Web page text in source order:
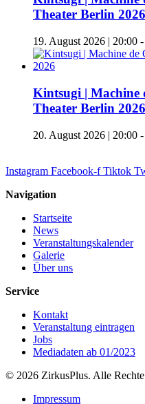
Theater Berlin 2026
19. August 2026 | 20:00 -
Kintsugi | Machine
Theater Berlin 2026
20. August 2026 | 20:00 -
Instagram Facebook-f Tiktok
Navigation
Startseite
News
Veranstaltungskalender
Galerie
Über uns
Service
Kontakt
Veranstaltung eintragen
Jobs
Mediadaten ab 01/2023
© 2026 ZirkusPlus. Alle
Impressum